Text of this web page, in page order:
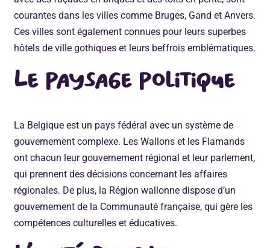
courantes dans les villes comme Bruges, Gand et Anvers.
Ces villes sont également connues pour leurs superbes
hôtels de ville gothiques et leurs beffrois emblématiques.
Le paysage politique
La Belgique est un pays fédéral avec un système de
gouvernement complexe. Les Wallons et les Flamands
ont chacun leur gouvernement régional et leur parlement,
qui prennent des décisions concernant les affaires
régionales. De plus, la Région wallonne dispose d’un
gouvernement de la Communauté française, qui gère les
compétences culturelles et éducatives.